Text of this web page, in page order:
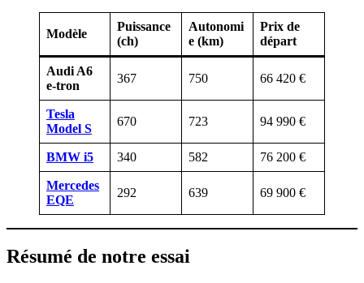
Modèle
Puissance
(ch)
Autonomi
e (km)
Prix de
départ
Audi A6
e-tron
367 750 66 420 €
Tesla
Model S
670 723 94 990 €
BMW i5 340 582 76 200 €
Mercedes
EQE
292 639 69 900 €
Résumé de notre essai